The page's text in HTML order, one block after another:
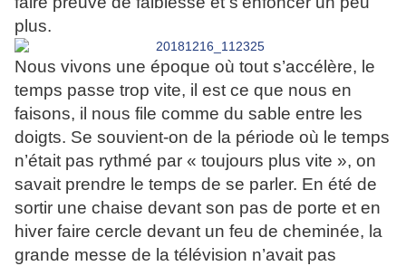
plus.
Nous vivons une époque où tout s’accélère, le
temps passe trop vite, il est ce que nous en
faisons, il nous file comme du sable entre les
doigts. Se souvient-on de la période où le temps
n’était pas rythmé par « toujours plus vite », on
savait prendre le temps de se parler. En été de
sortir une chaise devant son pas de porte et en
hiver faire cercle devant un feu de cheminée, la
grande messe de la télévision n’avait pas